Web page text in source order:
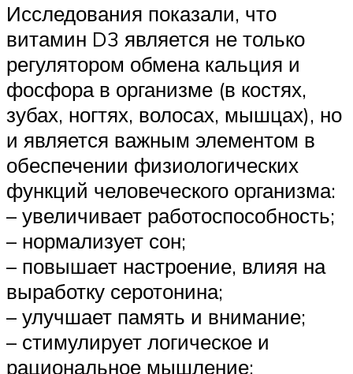
Исследования показали, что
витамин D3 является не только
регулятором обмена кальция и
фосфора в организме (в костях,
зубах, ногтях, волосах, мышцах), но
и является важным элементом в
обеспечении физиологических
функций человеческого организма:
– увеличивает работоспособность;
– нормализует сон;
– повышает настроение, влияя на
выработку серотонина;
– улучшает память и внимание;
– стимулирует логическое и
рациональное мышление;